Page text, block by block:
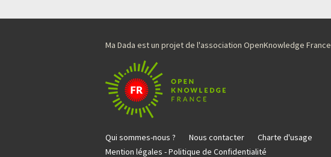
Ma Dada est un projet de l'association OpenKnowledge France
Qui sommes-nous ? Nous contacter
Charte d'usage
Mention légales - Politique de Confidentialité